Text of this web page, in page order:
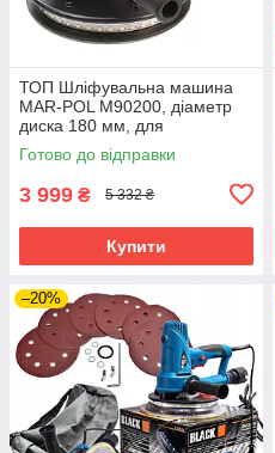
ТОП Шліфувальна машина
MAR-POL M90200, діаметр
диска 180 мм, для
шліфування стін і стель з
підсвічуванням.
Готово до відправки
3 999 ₴ 5 332 ₴
Купити
–20%